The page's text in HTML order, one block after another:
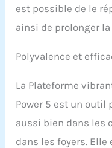
est possible de le
ainsi de prolonger
Polyvalence et
La Plateforme
Power 5 est un outil
aussi bien dans les
dans les foyers.